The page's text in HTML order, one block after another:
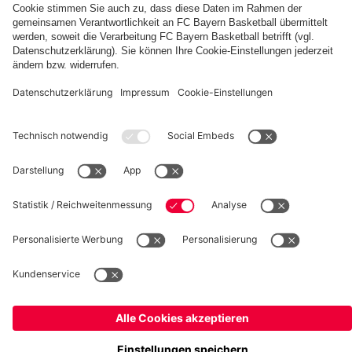
fcbayern.com Basketball Allianz Arena
Impressum Datenschutz Nutzungsbedingungen Barrierefreiheit
Kinder- und Jugendschutz Hinweisgebersystem FAQ
Kontakt